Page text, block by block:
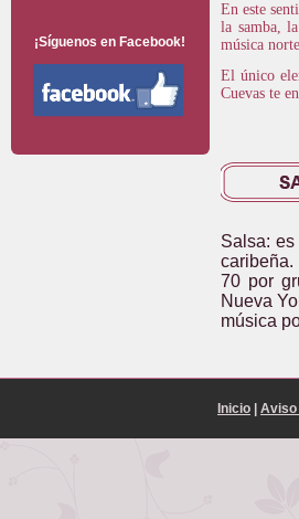
¡Síguenos en Facebook!
En este
la samba,
música
El único
Cuevas te
Salsa:
70 por
Nueva
música
Inicio Aviso